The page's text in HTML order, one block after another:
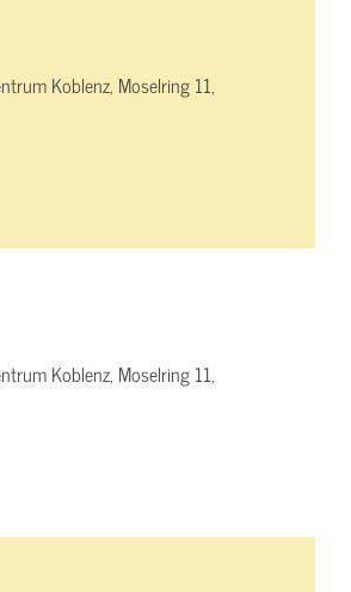
Koblenz, Moselring 11,
Koblenz, Moselring 11,